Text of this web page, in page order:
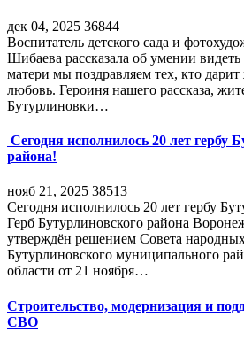
дек 04, 2025 36844
Воспитатель детского сада и
Шибаева рассказала об умении
матери мы поздравляем тех, кто дарит
любовь. Героиня нашего рассказа,
Бутурлиновки…
Сегодня исполнилось 20 лет гербу
района!
нояб 21, 2025 38513
Сегодня исполнилось 20 лет гербу
Герб Бутурлиновского района
утверждён решением Совета
Бутурлиновского муниципального
области от 21 ноября…
Строительство, модернизация и
СВО